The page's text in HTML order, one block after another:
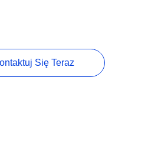
Się Teraz